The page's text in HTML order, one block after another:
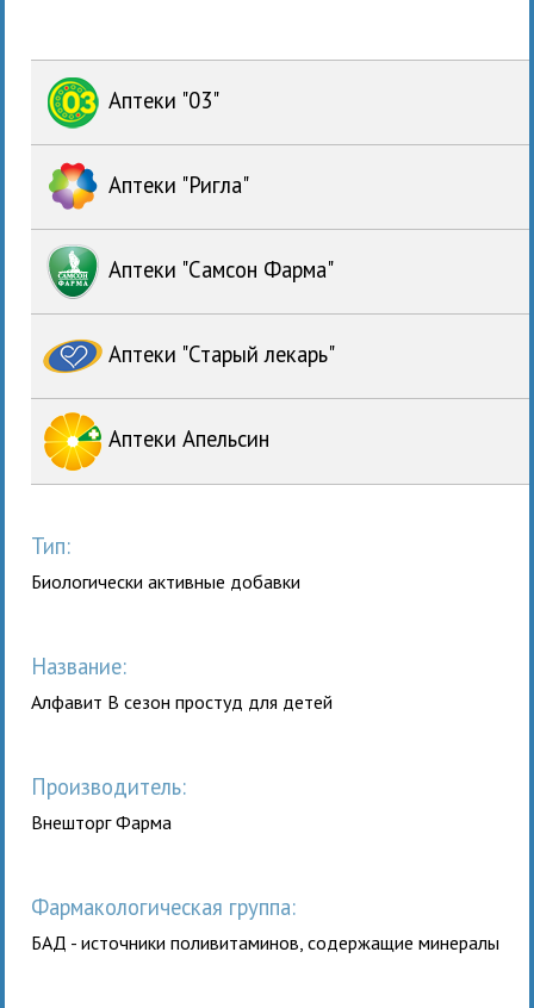
Аптеки "03"
Аптеки "Ригла"
Аптеки "Самсон Фарма"
Аптеки "Старый лекарь"
Аптеки Апельсин
Тип:
Биологически активные добавки
Название:
Алфавит В сезон простуд для детей
Производитель:
Внешторг Фарма
Фармакологическая группа:
БАД - источники поливитаминов, содержащие минералы